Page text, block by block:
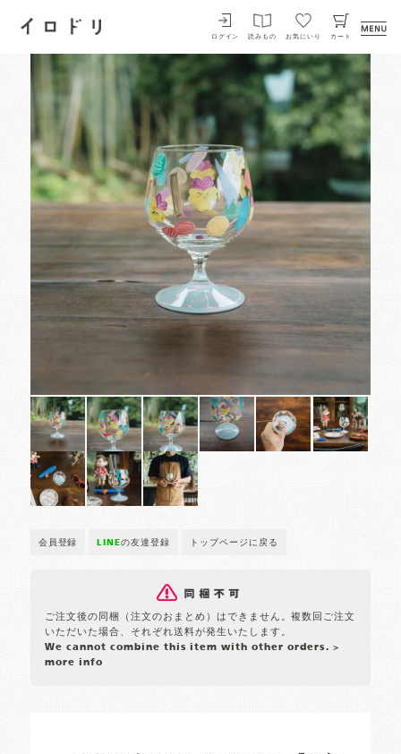
イロドリ
ログイン 読みもの お気にいり カート
会員登録 LINEの友達登録 トップページに戻る
ご注文後の同梱（注文のおまとめ）はできません。複数回ご注文
いただいた場合、それぞれ送料が発生いたします。
We cannot combine this item with other orders. >
more info